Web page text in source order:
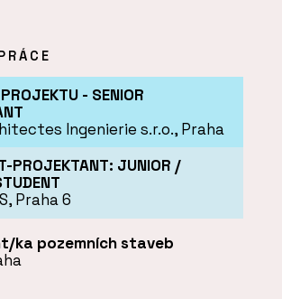
- SENIOR
Ingenierie s.r.o., Praha
PROJEKTANT: JUNIOR /
Praha 6
ka pozemních staveb